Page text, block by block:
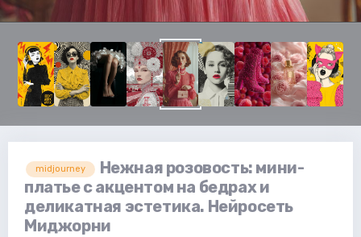
midjourney
Нежная розовость: мини-
платье с акцентом на бедрах и
деликатная эстетика. Нейросеть
Миджорни